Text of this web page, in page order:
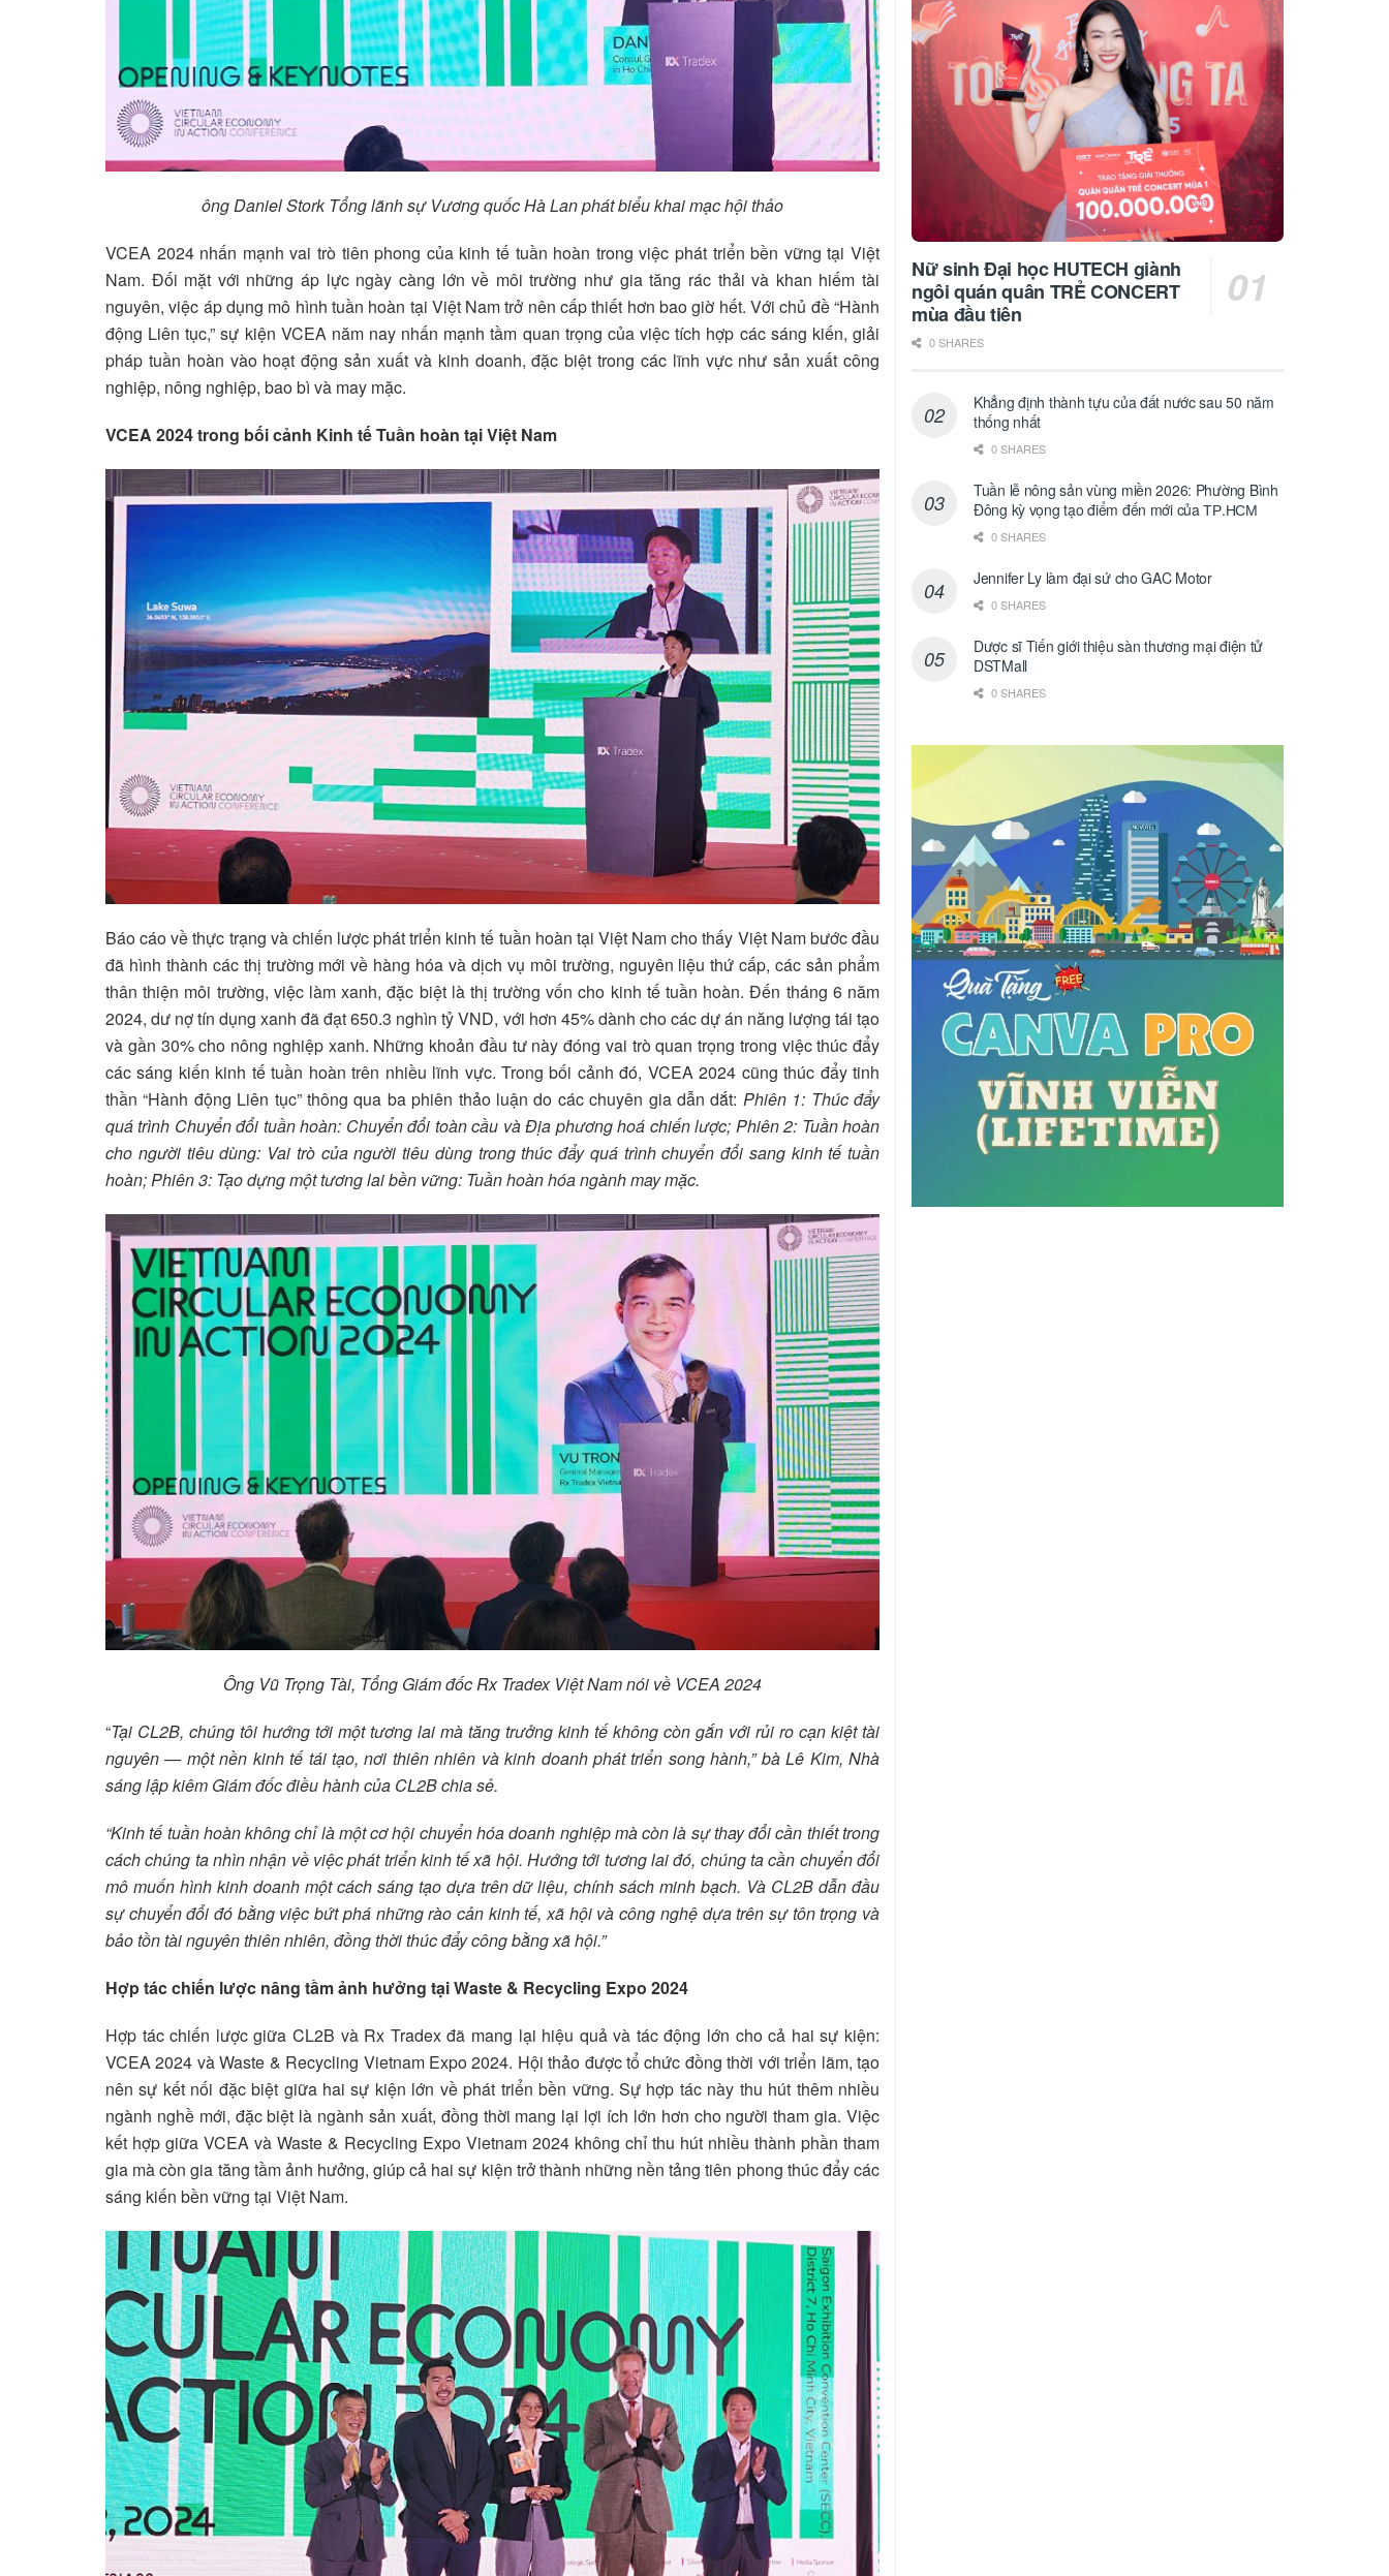
ông Daniel Stork Tổng lãnh sự Vương quốc Hà Lan phát biểu khai mạc hội thảo
VCEA 2024 nhấn mạnh vai trò tiên phong của kinh tế tuần hoàn trong việc phát triển bền vững tại Việt
Nam. Đối mặt với những áp lực ngày càng lớn về môi trường như gia tăng rác thải và khan hiếm tài
nguyên, việc áp dụng mô hình tuần hoàn tại Việt Nam trở nên cấp thiết hơn bao giờ hết. Với chủ đề “Hành
động Liên tục,” sự kiện VCEA năm nay nhấn mạnh tầm quan trọng của việc tích hợp các sáng kiến, giải
pháp tuần hoàn vào hoạt động sản xuất và kinh doanh, đặc biệt trong các lĩnh vực như sản xuất công
nghiệp, nông nghiệp, bao bì và may mặc.
VCEA 2024 trong bối cảnh Kinh tế Tuần hoàn tại Việt Nam
Báo cáo về thực trạng và chiến lược phát triển kinh tế tuần hoàn tại Việt Nam cho thấy Việt Nam bước đầu
đã hình thành các thị trường mới về hàng hóa và dịch vụ môi trường, nguyên liệu thứ cấp, các sản phẩm
thân thiện môi trường, việc làm xanh, đặc biệt là thị trường vốn cho kinh tế tuần hoàn. Đến tháng 6 năm
2024, dư nợ tín dụng xanh đã đạt 650.3 nghìn tỷ VND, với hơn 45% dành cho các dự án năng lượng tái tạo
và gần 30% cho nông nghiệp xanh. Những khoản đầu tư này đóng vai trò quan trọng trong việc thúc đẩy
các sáng kiến kinh tế tuần hoàn trên nhiều lĩnh vực. Trong bối cảnh đó, VCEA 2024 cũng thúc đẩy tinh
thần “Hành động Liên tục” thông qua ba phiên thảo luận do các chuyên gia dẫn dắt: Phiên 1: Thúc đẩy
quá trình Chuyển đổi tuần hoàn: Chuyển đổi toàn cầu và Địa phương hoá chiến lược; Phiên 2: Tuần hoàn
cho người tiêu dùng: Vai trò của người tiêu dùng trong thúc đẩy quá trình chuyển đổi sang kinh tế tuần
hoàn; Phiên 3: Tạo dựng một tương lai bền vững: Tuần hoàn hóa ngành may mặc.
Ông Vũ Trọng Tài, Tổng Giám đốc Rx Tradex Việt Nam nói về VCEA 2024
“Tại CL2B, chúng tôi hướng tới một tương lai mà tăng trưởng kinh tế không còn gắn với rủi ro cạn kiệt tài
nguyên — một nền kinh tế tái tạo, nơi thiên nhiên và kinh doanh phát triển song hành,” bà Lê Kim, Nhà
sáng lập kiêm Giám đốc điều hành của CL2B chia sẻ.
“Kinh tế tuần hoàn không chỉ là một cơ hội chuyển hóa doanh nghiệp mà còn là sự thay đổi cần thiết trong
cách chúng ta nhìn nhận về việc phát triển kinh tế xã hội. Hướng tới tương lai đó, chúng ta cần chuyển đổi
mô muốn hình kinh doanh một cách sáng tạo dựa trên dữ liệu, chính sách minh bạch. Và CL2B dẫn đầu
sự chuyển đổi đó bằng việc bứt phá những rào cản kinh tế, xã hội và công nghệ dựa trên sự tôn trọng và
bảo tồn tài nguyên thiên nhiên, đồng thời thúc đẩy công bằng xã hội.”
Hợp tác chiến lược nâng tầm ảnh hưởng tại Waste & Recycling Expo 2024
Hợp tác chiến lược giữa CL2B và Rx Tradex đã mang lại hiệu quả và tác động lớn cho cả hai sự kiện:
VCEA 2024 và Waste & Recycling Vietnam Expo 2024. Hội thảo được tổ chức đồng thời với triển lãm, tạo
nên sự kết nối đặc biệt giữa hai sự kiện lớn về phát triển bền vững. Sự hợp tác này thu hút thêm nhiều
ngành nghề mới, đặc biệt là ngành sản xuất, đồng thời mang lại lợi ích lớn hơn cho người tham gia. Việc
kết hợp giữa VCEA và Waste & Recycling Expo Vietnam 2024 không chỉ thu hút nhiều thành phần tham
gia mà còn gia tăng tầm ảnh hưởng, giúp cả hai sự kiện trở thành những nền tảng tiên phong thúc đẩy các
sáng kiến bền vững tại Việt Nam.
Nữ sinh Đại học HUTECH giành
ngôi quán quân TRẺ CONCERT
mùa đầu tiên
0 SHARES
Khẳng định thành tựu của đất nước sau 50 năm
thống nhất
0 SHARES
Tuần lễ nông sản vùng miền 2026: Phường Bình
Đông kỳ vọng tạo điểm đến mới của ТР.НСМ
0 SHARES
Jennifer Ly làm đại sứ cho GAC Motor
0 SHARES
Dược sĩ Tiến giới thiệu sàn thương mại điện tử
DSTMall
0 SHARES